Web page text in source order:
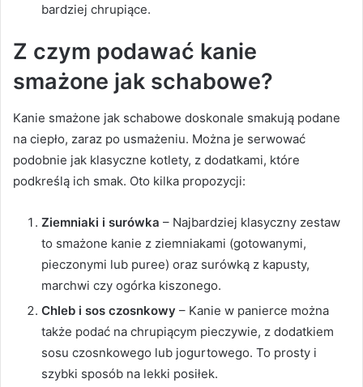
bardziej chrupiące.
Z czym podawać kanie
smażone jak schabowe?
Kanie smażone jak schabowe doskonale smakują podane
na ciepło, zaraz po usmażeniu. Można je serwować
podobnie jak klasyczne kotlety, z dodatkami, które
podkreślą ich smak. Oto kilka propozycji:
Ziemniaki i surówka – Najbardziej klasyczny zestaw
to smażone kanie z ziemniakami (gotowanymi,
pieczonymi lub puree) oraz surówką z kapusty,
marchwi czy ogórka kiszonego.
Chleb i sos czosnkowy – Kanie w panierce można
także podać na chrupiącym pieczywie, z dodatkiem
sosu czosnkowego lub jogurtowego. To prosty i
szybki sposób na lekki posiłek.